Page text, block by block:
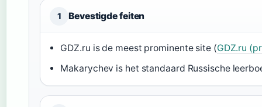
1 Bevestigde feiten
GDZ.ru is de meest prominente site (GDZ.ru
Makarychev is het standaard Russische